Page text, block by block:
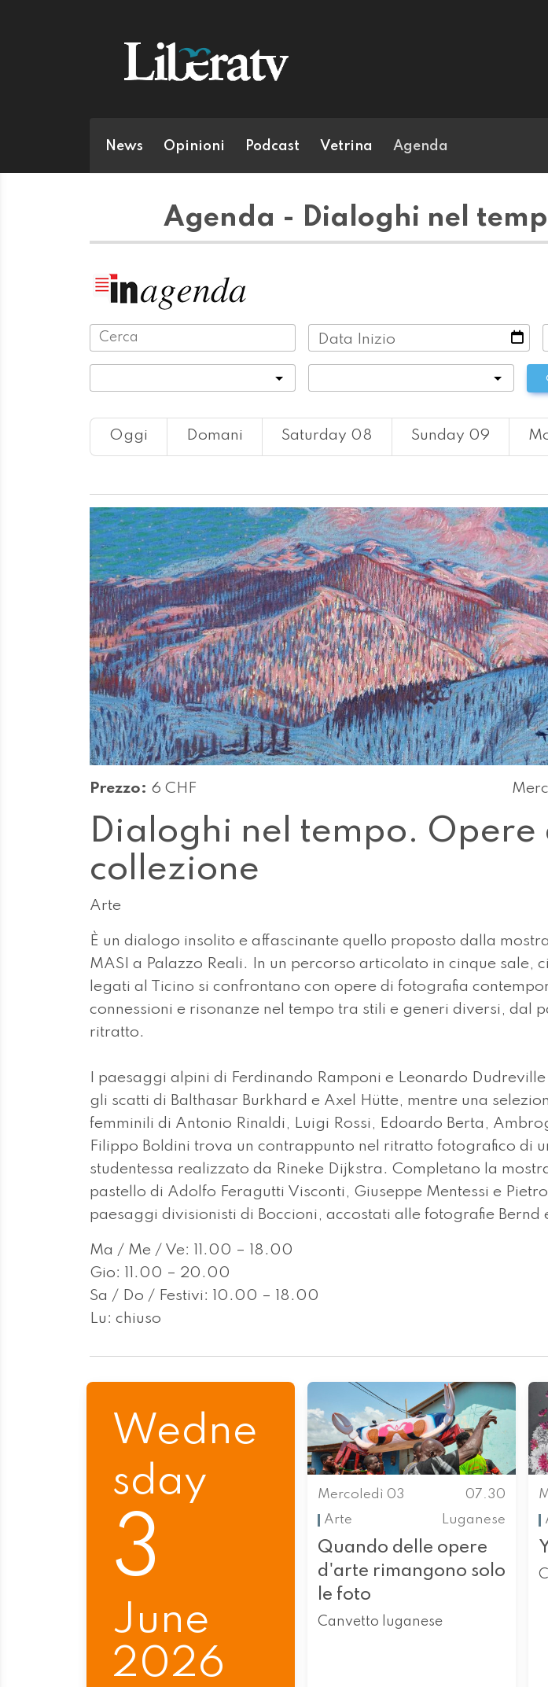
News Opinioni Podcast Vetrina Agenda
Agenda - Dialoghi nel
Data Inizio
Oggi Domani Saturday 08 Sunday 09
Prezzo: 6 CHF
Dialoghi nel tempo. Opere
collezione
Arte
È un dialogo insolito e affascinante quello proposto dalla
MASI a Palazzo Reali. In un percorso articolato in cinque sale,
legati al Ticino si confrontano con opere di fotografia
connessioni e risonanze nel tempo tra stili e generi diversi, dal
ritratto.
I paesaggi alpini di Ferdinando Ramponi e Leonardo
gli scatti di Balthasar Burkhard e Axel Hütte, mentre una
femminili di Antonio Rinaldi, Luigi Rossi, Edoardo Berta,
Filippo Boldini trova un contrappunto nel ritratto fotografico di
studentessa realizzato da Rineke Dijkstra. Completano la
pastello di Adolfo Feragutti Visconti, Giuseppe Mentessi e
paesaggi divisionisti di Boccioni, accostati alle fotografie Bernd
Ma / Me / Ve: 11.00 – 18.00
Gio: 11.00 – 20.00
Sa / Do / Festivi: 10.00 – 18.00
Lu: chiu­so
Wedne
sday
3
June
2026
Mercoledì 03
07.30
Arte
Luganese
Quando delle opere
d'arte rimangono solo
le foto
Canvetto luganese